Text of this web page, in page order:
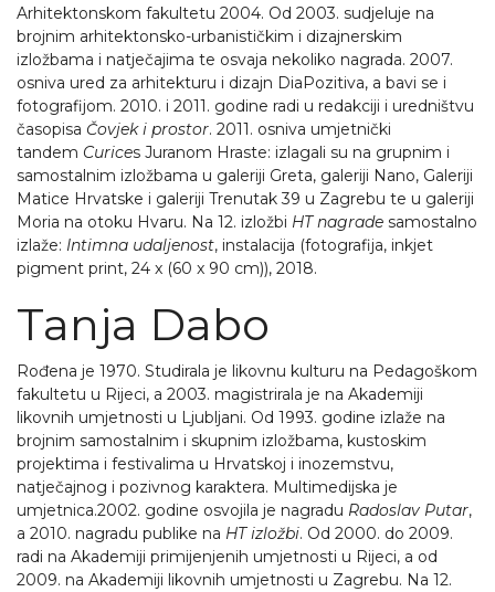
Arhitektonskom fakultetu 2004. Od 2003. sudjeluje na
brojnim arhitektonsko-urbanističkim i dizajnerskim
izložbama i natječajima te osvaja nekoliko nagrada. 2007.
osniva ured za arhitekturu i dizajn DiaPozitiva, a bavi se i
fotografijom. 2010. i 2011. godine radi u redakciji i uredništvu
časopisa Čovjek i prostor. 2011. osniva umjetnički
tandem Curices Juranom Hraste: izlagali su na grupnim i
samostalnim izložbama u galeriji Greta, galeriji Nano, Galeriji
Matice Hrvatske i galeriji Trenutak 39 u Zagrebu te u galeriji
Moria na otoku Hvaru. Na 12. izložbi HT nagrade samostalno
izlaže: Intimna udaljenost, instalacija (fotografija, inkjet
pigment print, 24 x (60 x 90 cm)), 2018.
Tanja Dabo
Rođena je 1970. Studirala je likovnu kulturu na Pedagoškom
fakultetu u Rijeci, a 2003. magistrirala je na Akademiji
likovnih umjetnosti u Ljubljani. Od 1993. godine izlaže na
brojnim samostalnim i skupnim izložbama, kustoskim
projektima i festivalima u Hrvatskoj i inozemstvu,
natječajnog i pozivnog karaktera. Multimedijska je
umjetnica.2002. godine osvojila je nagradu Radoslav Putar,
a 2010. nagradu publike na HT izložbi. Od 2000. do 2009.
radi na Akademiji primijenjenih umjetnosti u Rijeci, a od
2009. na Akademiji likovnih umjetnosti u Zagrebu. Na 12.